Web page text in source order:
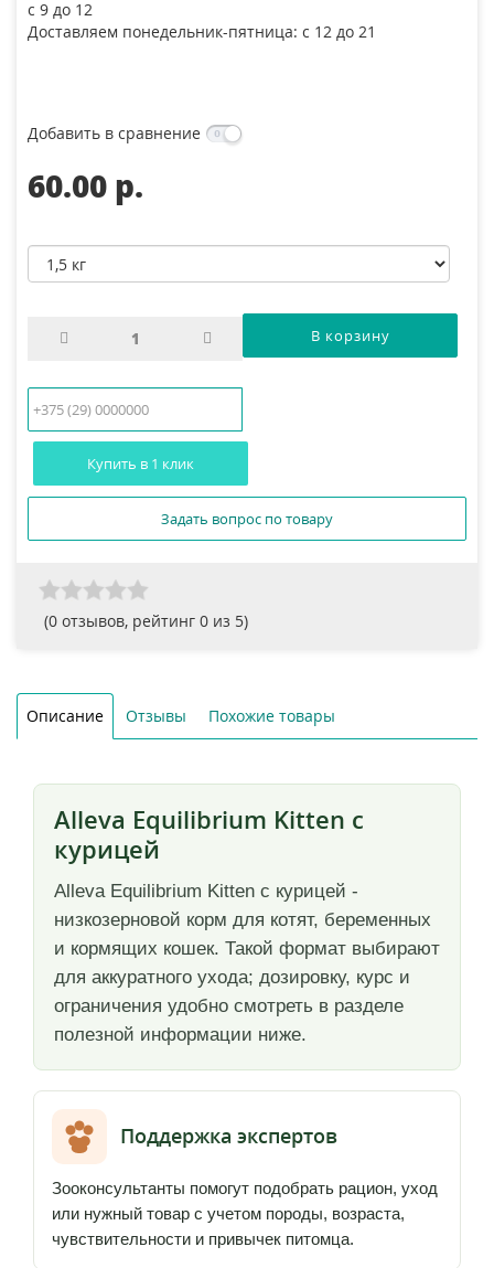
с 9 до 12
Доставляем понедельник-пятница: с 12 до 21
Добавить в сравнение
60.00 p.
Купить в 1 клик
Задать вопрос по товару
(0 отзывов, рейтинг 0 из 5)
Описание Отзывы Похожие товары
Alleva Equilibrium Kitten с
курицей
Alleva Equilibrium Kitten с курицей -
низкозерновой корм для котят, беременных
и кормящих кошек. Такой формат выбирают
для аккуратного ухода; дозировку, курс и
ограничения удобно смотреть в разделе
полезной информации ниже.
Поддержка экспертов
Зооконсультанты помогут подобрать рацион, уход
или нужный товар с учетом породы, возраста,
чувствительности и привычек питомца.